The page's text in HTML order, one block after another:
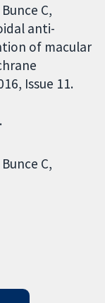
C,
anti-
of macular
Issue 11.
Bunce C